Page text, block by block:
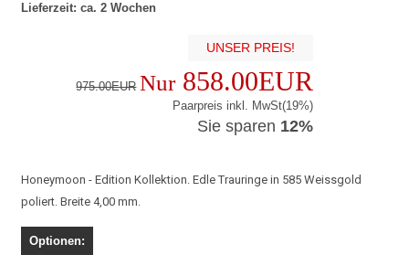
Lieferzeit: ca. 2 Wochen
UNSER PREIS!
975.00EUR Nur858.00EUR
Paarpreis inkl. MwSt(19%)
Sie sparen 12%
Honeymoon - Edition Kollektion. Edle Trauringe in 585 Weissgold
poliert. Breite 4,00 mm.
Optionen: